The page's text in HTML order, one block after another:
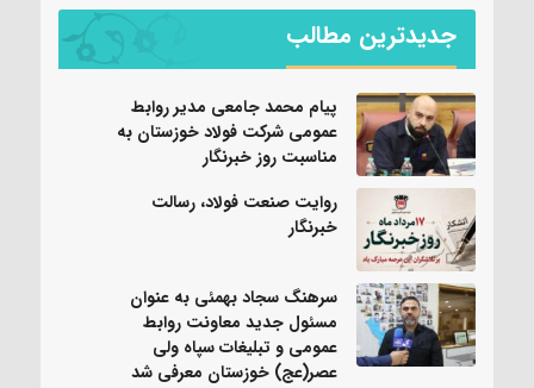
جدیدترین مطالب
پیام محمد جامعی مدیر روابط
عمومی شرکت فولاد خوزستان به
مناسبت روز خبرنگار
روایت صنعت فولاد،‌ رسالت
خبرنگار
سرهنگ سجاد بهمئی به عنوان
مسئول جدید معاونت روابط
عمومی و تبلیغات سپاه ولی
عصر(عج) خوزستان معرفی شد